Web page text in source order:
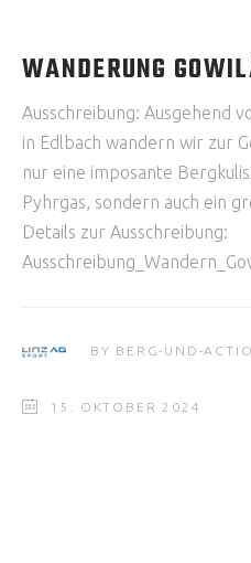
WANDERUNG
Ausschreibung: Ausgehend
in Edlbach wandern wir zur
nur eine imposante
Pyhrgas, sondern auch ein
Details zur Ausschreibung:
BY BERG-UND-
15. OKTOBER 2024